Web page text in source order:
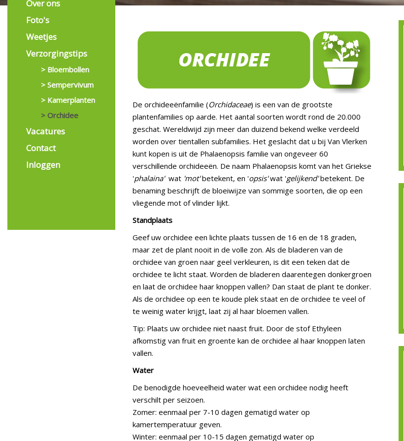
Over ons
Foto's
Weetjes
Verzorgingstips
> Bloembollen
> Sempervivum
> Kamerplanten
> Orchidee
Vacatures
Contact
Inloggen
De orchideeënfamilie (Orchidaceae) is een van de grootste
plantenfamilies op aarde. Het aantal soorten wordt rond de 20.000
geschat. Wereldwijd zijn meer dan duizend bekend welke verdeeld
worden over tientallen subfamilies. Het geslacht dat u bij Van Vlerken
kunt kopen is uit de Phalaenopsis familie van ongeveer 60
verschillende orchideeën. De naam Phalaenopsis komt van het Griekse
'phalaina' wat 'mot'betekent, en 'opsis'wat 'gelijkend'betekent. De
benaming beschrijft de bloeiwijze van sommige soorten, die op een
vliegende mot of vlinder lijkt.
Standplaats
Geef uw orchidee een lichte plaats tussen de 16 en de 18 graden,
maar zet de plant nooit in de volle zon. Als de bladeren van de
orchidee van groen naar geel verkleuren, is dit een teken dat de
orchidee te licht staat. Worden de bladeren daarentegen donkergroen
en laat de orchidee haar knoppen vallen? Dan staat de plant te donker.
Als de orchidee op een te koude plek staat en de orchidee te veel of
te weinig water krijgt, laat zij al haar bloemen vallen.
Tip: Plaats uw orchidee niet naast fruit. Door de stof Ethyleen
afkomstig van fruit en groente kan de orchidee al haar knoppen laten
vallen.
Water
De benodigde hoeveelheid water wat een orchidee nodig heeft
verschilt per seizoen.
Zomer: eenmaal per 7-10 dagen gematigd water op
kamertemperatuur geven.
Winter: eenmaal per 10-15 dagen gematigd water op